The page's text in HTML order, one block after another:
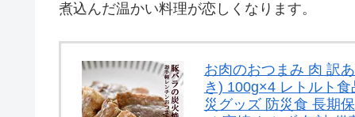
煮込んだ温かい料理が恋しくなります。
お肉のおつまみ 肉 訳
き) 100g×4 レトルト
災グッズ 防災食 長期